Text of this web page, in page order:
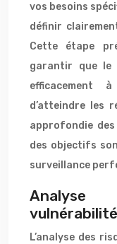
vos besoins
définir
Cette étape
garantir que le
efficacement
d’atteindre les
approfondie
des objectifs
surveillance
L’analyse des